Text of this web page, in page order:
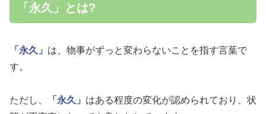
「永久」とは?
「永久」 は、物事がずっと変わらないことを指す言葉で
す。
ただし、 「永久」 はある程度の変化が認められており、状